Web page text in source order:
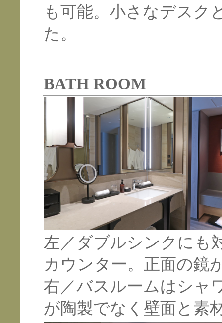
も可能。小さなデスク
た。
BATH ROOM
左／ダブルシンクにも
カウンター。正面の鏡
右／バスルームはシャ
が陶製でなく壁面と素